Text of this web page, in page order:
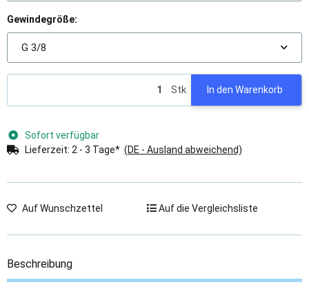
Gewindegröße:
G 3/8
Stk In den Warenkorb
Sofort verfügbar
Lieferzeit: 2 - 3 Tage* (DE - Ausland abweichend)
Auf Wunschzettel Auf die Vergleichsliste
Beschreibung